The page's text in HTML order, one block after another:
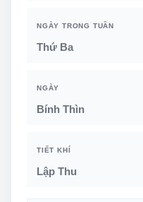
NGÀY TRONG TUẦN
Thứ Ba
NGÀY
Bính Thìn
TIẾT KHÍ
Lập Thu